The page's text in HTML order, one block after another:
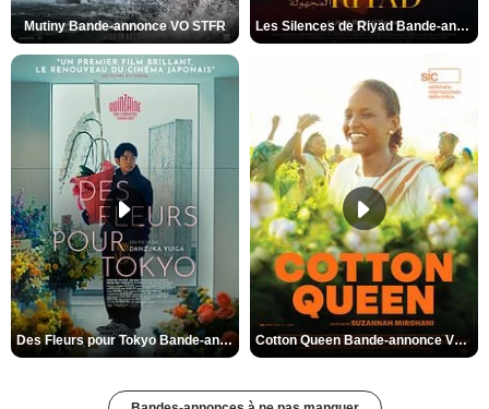
Mutiny Bande-annonce VO STFR Les Silences de Riyad Bande-annonce VO STFR
Des Fleurs pour Tokyo Bande-annonce VO STFR Cotton Queen Bande-annonce VO STFR